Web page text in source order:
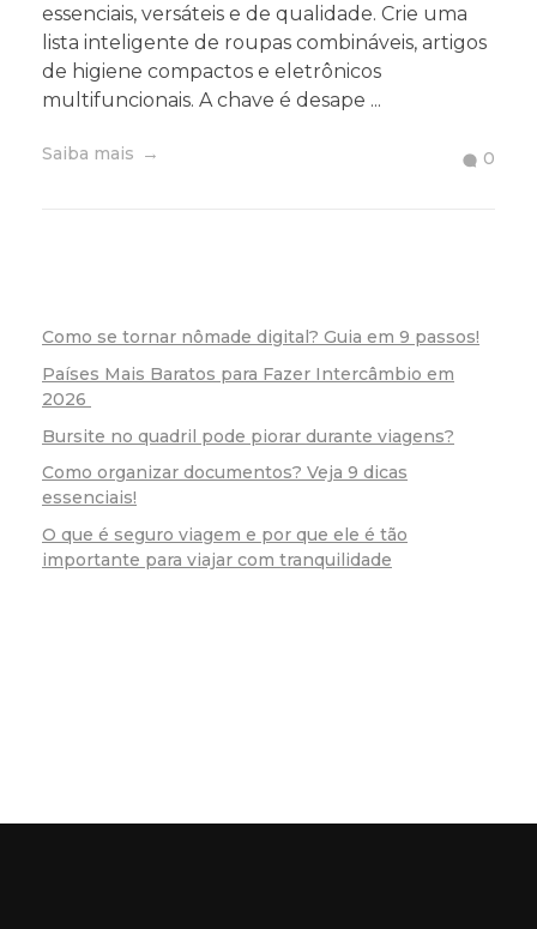
essenciais, versáteis e de qualidade. Crie uma
lista inteligente de roupas combináveis, artigos
de higiene compactos e eletrônicos
multifuncionais. A chave é desape ...
Saiba mais 0
Como se tornar nômade digital? Guia em 9 passos!
Países Mais Baratos para Fazer Intercâmbio em
2026
Bursite no quadril pode piorar durante viagens?
Como organizar documentos? Veja 9 dicas
essenciais!
O que é seguro viagem e por que ele é tão
importante para viajar com tranquilidade